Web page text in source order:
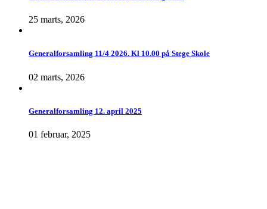
25 marts, 2026
Generalforsamling 11/4 2026. Kl 10.00 på Stege Skole
02 marts, 2026
Generalforsamling 12. april 2025
01 februar, 2025